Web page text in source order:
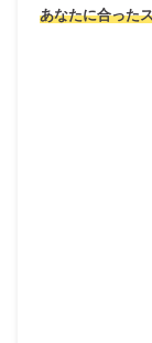
あなたに合った